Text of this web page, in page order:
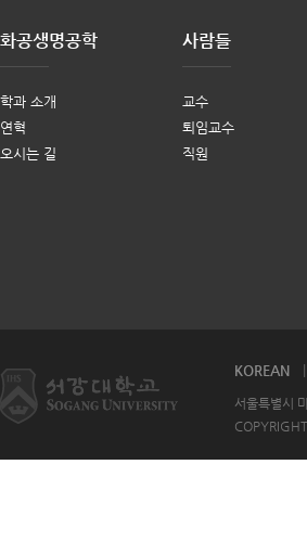
화공생명공학
학과 소개
연혁
오시는 길
사람들
교수
퇴임교수
직원
KOREAN
서울특별시